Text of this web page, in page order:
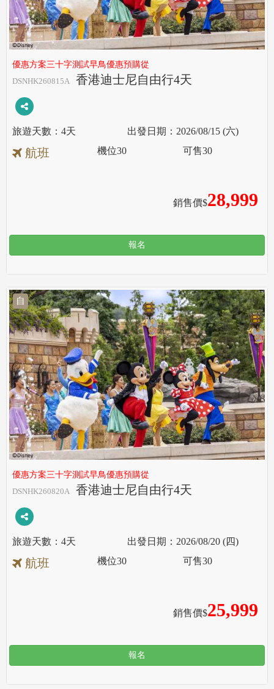
優惠方案三十字測試早鳥優惠預購從
DSNHK260815A
香港迪士尼自由行4天
4天 2026/08/15 (六)
航班
銷售價$28,999
機位30 可售30
報名
自
優惠方案三十字測試早鳥優惠預購從
DSNHK260820A
香港迪士尼自由行4天
4天 2026/08/20 (四)
航班
銷售價$25,999
機位30 可售30
報名